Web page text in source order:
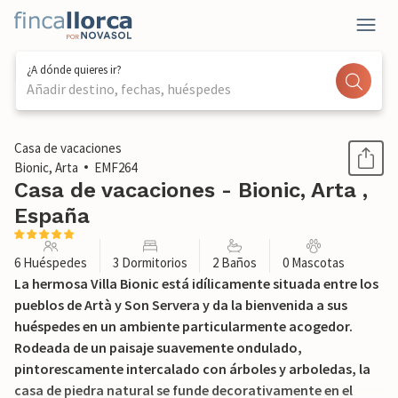
¿A dónde quieres ir?
Añadir destino, fechas, huéspedes
1 / 47
Casa de vacaciones
Bionic, Arta
EMF264
Casa de vacaciones - Bionic, Arta ,
España
6 Huéspedes 3 Dormitorios 2 Baños 0 Mascotas
La hermosa Villa Bionic está idílicamente situada entre los
pueblos de Artà y Son Servera y da la bienvenida a sus
huéspedes en un ambiente particularmente acogedor.
Rodeada de un paisaje suavemente ondulado,
pintorescamente intercalado con árboles y arboledas, la
casa de piedra natural se funde decorativamente en el